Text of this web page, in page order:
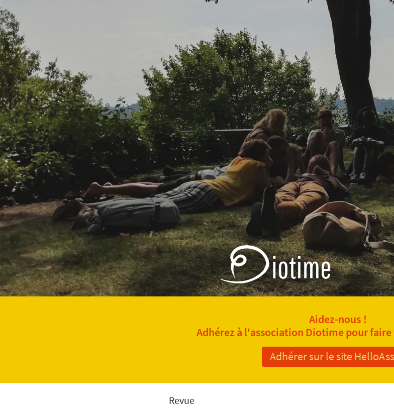
Aidez-nous !
Adhérez à l'association Diotime pour
Adhérer sur le site
Revue